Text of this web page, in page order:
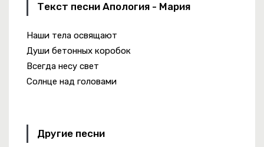
Текст песни Апология - Мария
Наши тела освящают
Души бетонных коробок
Всегда несу свет
Солнце над головами
Другие песни